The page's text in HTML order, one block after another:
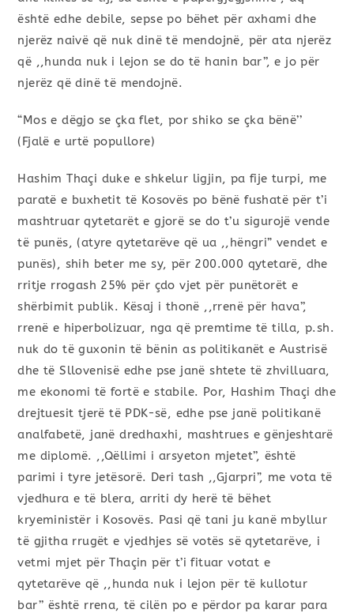
është edhe debile, sepse po bëhet për axhami dhe
njerëz naivë që nuk dinë të mendojnë, për ata njerëz
që ,,hunda nuk i lejon se do të hanin bar’’, e jo për
njerëz që dinë të mendojnë.
“Mos e dëgjo se çka flet, por shiko se çka bënë’’
(Fjalë e urtë popullore)
Hashim Thaçi duke e shkelur ligjin, pa fije turpi, me
paratë e buxhetit të Kosovës po bënë fushatë për t’i
mashtruar qytetarët e gjorë se do t’u sigurojë vende
të punës, (atyre qytetarëve që ua ,,hëngri” vendet e
punës), shih beter me sy, për 200.000 qytetarë, dhe
rritje rrogash 25% për çdo vjet për punëtorët e
shërbimit publik. Kësaj i thonë ,,rrenë për hava’’,
rrenë e hiperbolizuar, nga që premtime të tilla, p.sh.
nuk do të guxonin të bënin as politikanët e Austrisë
dhe të Sllovenisë edhe pse janë shtete të zhvilluara,
me ekonomi të fortë e stabile. Por, Hashim Thaçi dhe
drejtuesit tjerë të PDK-së, edhe pse janë politikanë
analfabetë, janë dredhaxhi, mashtrues e gënjeshtarë
me diplomë. ,,Qëllimi i arsyeton mjetet’’, është
parimi i tyre jetësorë. Deri tash ,,Gjarpri”, me vota të
vjedhura e të blera, arriti dy herë të bëhet
kryeministër i Kosovës. Pasi që tani ju kanë mbyllur
të gjitha rrugët e vjedhjes së votës së qytetarëve, i
vetmi mjet për Thaçin për t’i fituar votat e
qytetarëve që ,,hunda nuk i lejon për të kullotur
bar’’ është rrena, të cilën po e përdor pa karar para